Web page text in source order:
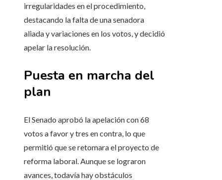
irregularidades en el procedimiento,
destacando la falta de una senadora
aliada y variaciones en los votos, y decidió
apelar la resolución.
Puesta en marcha del
plan
El Senado aprobó la apelación con 68
votos a favor y tres en contra, lo que
permitió que se retomara el proyecto de
reforma laboral. Aunque se lograron
avances, todavía hay obstáculos